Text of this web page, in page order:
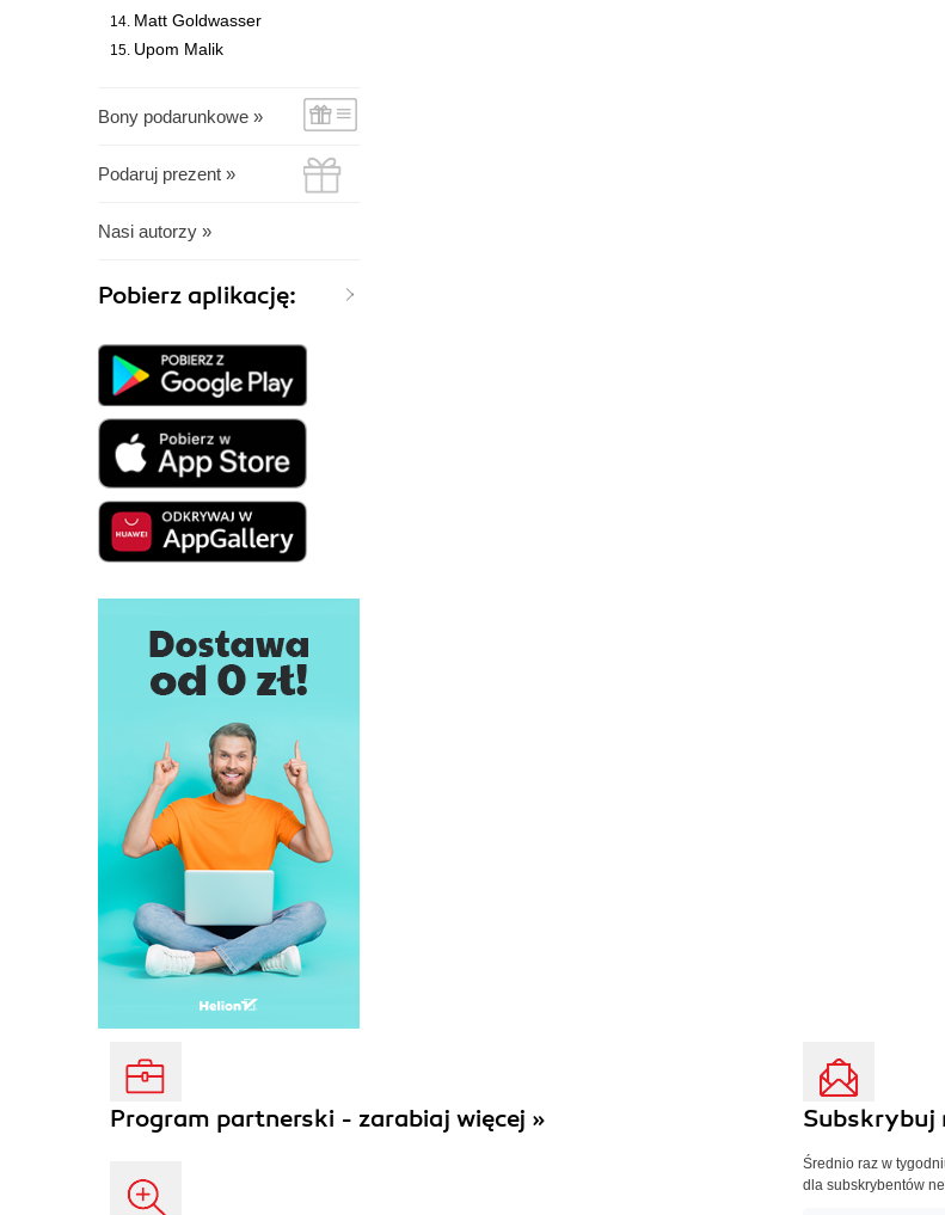
Matt Goldwasser
Upom Malik
Bony podarunkowe »
Podaruj prezent »
Nasi autorzy »
Pobierz aplikację:
Program partnerski - zarabiaj więcej » Subskrybuj
Średnio raz w
dla subskrybentów